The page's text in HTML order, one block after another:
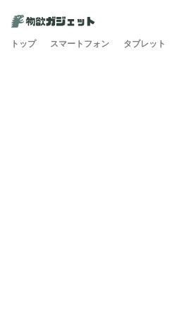
トップ スマートフォン タブレット